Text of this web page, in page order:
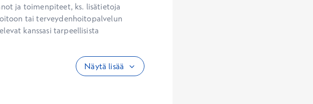
ja toimenpiteet, ks. lisätietoja
tai terveydenhoitopalvelun
kanssasi tarpeellisista
Näytä lisää